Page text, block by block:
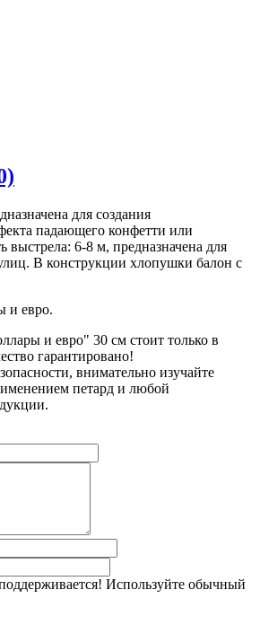
для создания
падающего конфетти или
выстрела: 6-8 м, предназначена для
В конструкции хлопушки балон с
и евро.
и евро" 30 см стоит только в
гарантировано!
внимательно изучайте
петард и любой
Используйте обычный